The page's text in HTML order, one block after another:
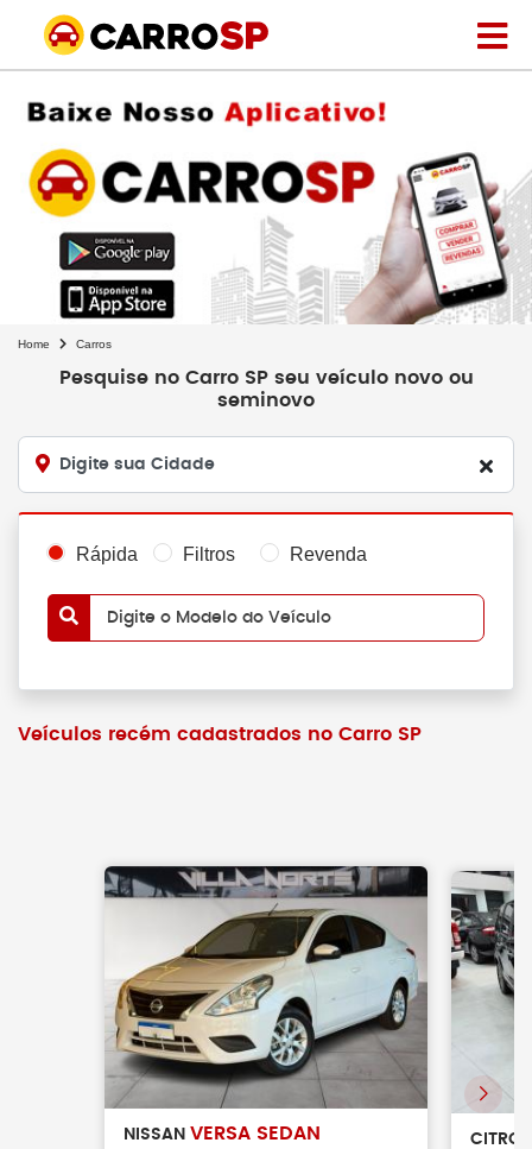
Home Carros
Pesquise no Carro SP seu veículo novo ou
seminovo
Digite sua Cidade
Rápida Filtros Revenda
Digite o Modelo do Veículo
Veículos recém cadastrados no Carro SP
NISSAN VERSA SEDAN